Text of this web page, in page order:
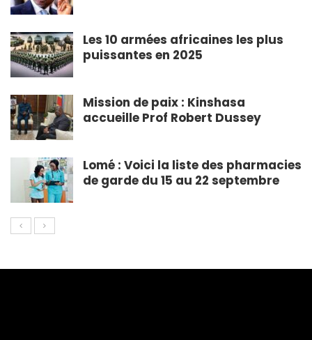
Les 10 armées africaines les plus
puissantes en 2025
Mission de paix : Kinshasa
accueille Prof Robert Dussey
Lomé : Voici la liste des pharmacies
de garde du 15 au 22 septembre